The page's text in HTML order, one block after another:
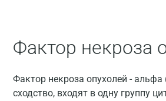
Фактор некроза
Фактор некроза опухолей -
сходство, входят в одну группу